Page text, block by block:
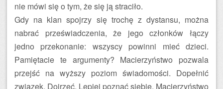
nie mówi się o tym, że się ją straciło.
Gdy na klan spojrzy się trochę z dystansu, można
nabrać przeświadczenia, że jego członków łączy
jedno przekonanie: wszyscy powinni mieć dzieci.
Pamiętacie te argumenty? Macierzyństwo pozwala
przejść na wyższy poziom świadomości. Dopełnić
związek. Dojrzeć. Lepiej poznać siebie. Macierzyństwo